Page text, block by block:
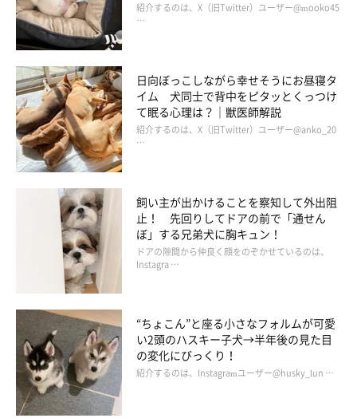
紹介するのは、X（旧Twitter）ユーザー@mooko45
…
日向ぼっこしながら幸せそうにお昼寝タ
イム 犬同士で背中をピタッとくっつけ
て眠る心理は？｜獣医師解説
紹介するのは、X（旧Twitter）ユーザー@anko_20
…
飼い主が出かけることを察知して外出阻
止！ 先回りしてドアの前で「通せん
ぼ」する兄弟犬に胸キュン！
ドアの隙間から仲良く顔をのぞかせているのは、
Instagra …
“ちょこん”と座る小さなフォルムが可愛
い2頭のハスキー子犬→半年後の見た目
の変化にびっくり！
紹介するのは、Instagramユーザー@husky_lun …